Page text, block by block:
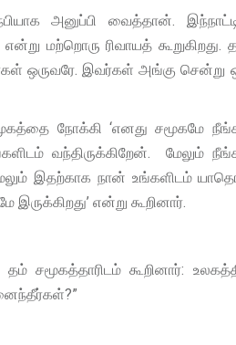
அனுப்பி வைத்தான்.
மற்றொரு ரிவாயத் கூறுகிறது.
ஒருவரே. இவர்கள் அங்கு சென்று
நோக்கி ‘எனது சமூகமே
வந்திருக்கிறேன். மேலும்
இதற்காக நான் உங்களிடம்
என்று கூறினார்.
சமூகத்தாரிடம் கூறினார்: